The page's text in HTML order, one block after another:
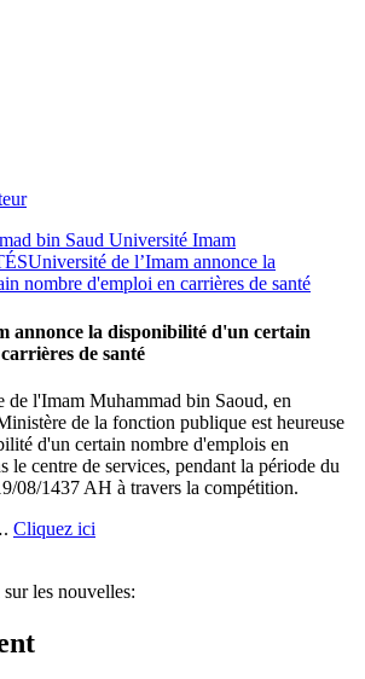
bin Saud Université Imam
Université de l’Imam annonce la
nombre d'emploi en carrières de santé
annonce la disponibilité d'un certain
de santé
l'Imam Muhammad bin Saoud, en
de la fonction publique est heureuse
d'un certain nombre d'emplois en
le centre de services, pendant la période du
08/1437 AH à travers la compétition.
Cliquez ici
les nouvelles: